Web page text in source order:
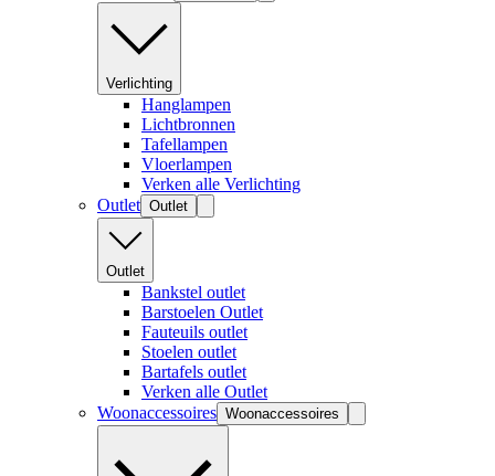
Verlichting
Hanglampen
Lichtbronnen
Tafellampen
Vloerlampen
Verken alle Verlichting
Outlet Outlet
Outlet
Bankstel outlet
Barstoelen Outlet
Fauteuils outlet
Stoelen outlet
Bartafels outlet
Verken alle Outlet
Woonaccessoires Woonaccessoires